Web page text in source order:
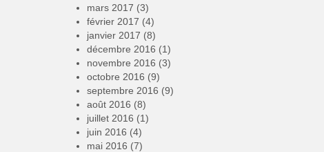
mars 2017 (3)
février 2017 (4)
janvier 2017 (8)
décembre 2016 (1)
novembre 2016 (3)
octobre 2016 (9)
septembre 2016 (9)
août 2016 (8)
juillet 2016 (1)
juin 2016 (4)
mai 2016 (7)